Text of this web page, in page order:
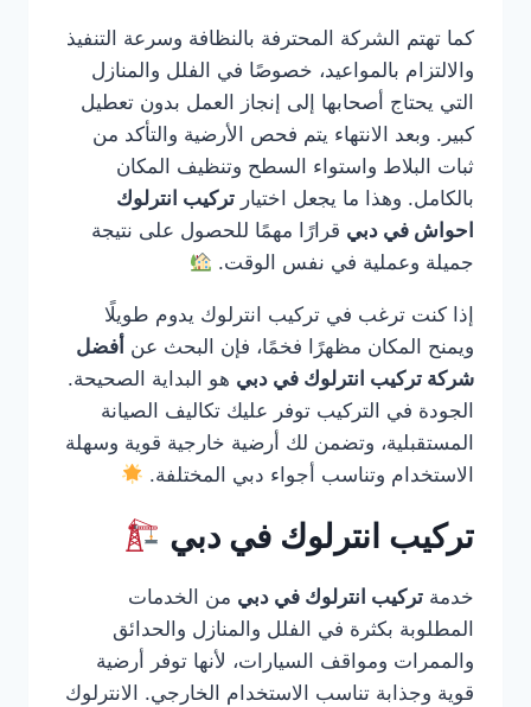
كما تهتم الشركة المحترفة بالنظافة وسرعة التنفيذ
والالتزام بالمواعيد، خصوصًا في الفلل والمنازل
التي يحتاج أصحابها إلى إنجاز العمل بدون تعطيل
كبير. وبعد الانتهاء يتم فحص الأرضية والتأكد من
ثبات البلاط واستواء السطح وتنظيف المكان
بالكامل. وهذا ما يجعل اختيار تركيب انترلوك
احواش في دبي قرارًا مهمًا للحصول على نتيجة
جميلة وعملية في نفس الوقت.
إذا كنت ترغب في تركيب انترلوك يدوم طويلًا
ويمنح المكان مظهرًا فخمًا، فإن البحث عن أفضل
شركة تركيب انترلوك في دبي هو البداية الصحيحة.
الجودة في التركيب توفر عليك تكاليف الصيانة
المستقبلية، وتضمن لك أرضية خارجية قوية وسهلة
الاستخدام وتناسب أجواء دبي المختلفة.
تركيب انترلوك في دبي
خدمة تركيب انترلوك في دبي من الخدمات
المطلوبة بكثرة في الفلل والمنازل والحدائق
والممرات ومواقف السيارات، لأنها توفر أرضية
قوية وجذابة تناسب الاستخدام الخارجي. الانترلوك